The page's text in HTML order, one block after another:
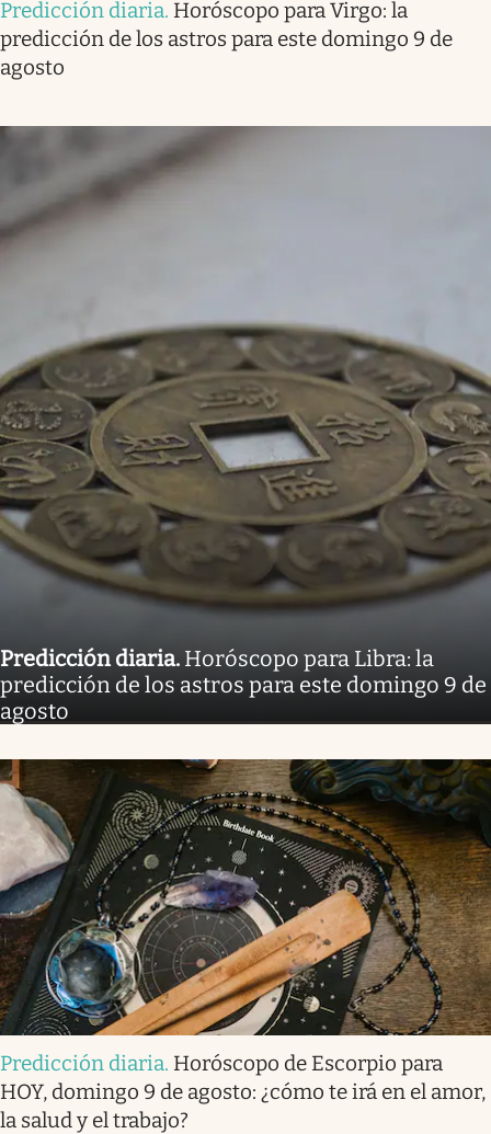
Predicción diaria. Horóscopo para Virgo: la
predicción de los astros para este domingo 9 de
agosto
Predicción diaria. Horóscopo para Libra: la
predicción de los astros para este domingo 9 de
agosto
Predicción diaria. Horóscopo de Escorpio para
HOY, domingo 9 de agosto: ¿cómo te irá en el amor,
la salud y el trabajo?